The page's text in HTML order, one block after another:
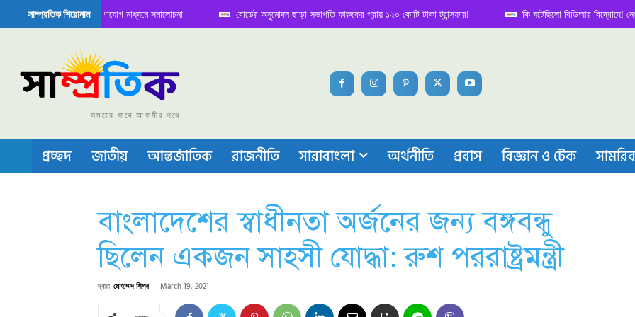
সাম্প্রতিক শিরোনাম
বৈঠক নিয়ে সামাজিক যোগাযোগ মাধ্যমে সমালোচনা বোর্ডের অনুমোদন ছাড়া সভাপতি ফারুকের প্রায় ১২০ কোটি টাকা ট্রান্সফার! কি ঘটেছিলো বিডিআর বিদ্রোহে! নেপথ্য
বা চীপ তৈরিতে নিজের শক্ত অবস্থান জানান দিচ্ছে চীন
সময়ের সাথে আগামীর পথে
প্রচ্ছদ জাতীয় আন্তর্জাতিক রাজনীতি সারাবাংলা অর্থনীতি প্রবাস বিজ্ঞান ও টেক
বাংলাদেশের স্বাধীনতা অর্জনের জন্য বঙ্গবন্ধু
ছিলেন একজন সাহসী যোদ্ধা: রুশ পররাষ্ট্রমন্ত্রী
দ্বারা মোহাম্মদ শিপন - March 19, 2021